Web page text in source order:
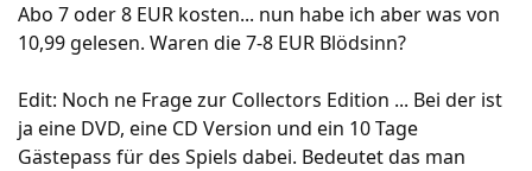
Abo 7 oder 8 EUR kosten... nun habe ich aber was von
10,99 gelesen. Waren die 7-8 EUR Blödsinn?
Edit: Noch ne Frage zur Collectors Edition ... Bei der ist
ja eine DVD, eine CD Version und ein 10 Tage
Gästepass für des Spiels dabei. Bedeutet das man